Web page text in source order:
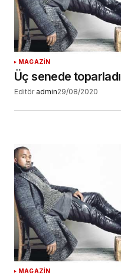
MAGAZİN
Üç senede toparladı
Editör admin29/08/2020
MAGAZİN